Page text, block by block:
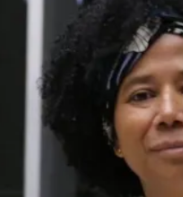
APREENSÃO EM PEROBAL
CARGA ILEGAL
e